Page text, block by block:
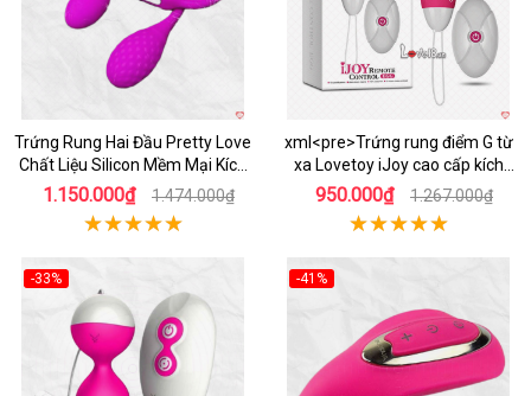
Trứng Rung Hai Đầu Pretty Love
Chất Liệu Silicon Mềm Mại Kích
Thích Đa Chế Độ
1.150.000₫ 1.474.000₫
xml<pre>Trứng rung điểm G từ
xa Lovetoy iJoy cao cấp kích
thích cực khoái</pre>
950.000₫ 1.267.000₫
-33%
-41%